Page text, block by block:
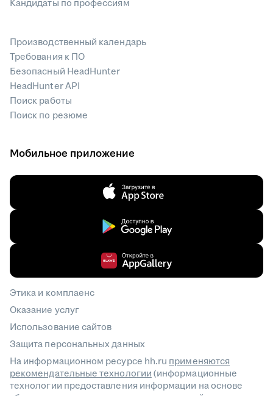
Кандидаты по профессиям
Производственный календарь
Требования к ПО
Безопасный HeadHunter
HeadHunter API
Поиск работы
Поиск по резюме
Мобильное приложение
Этика и комплаенс
Оказание услуг
Использование сайтов
Защита персональных данных
На информационном ресурсе hh.ru применяются
рекомендательные технологии(информационные
технологии предоставления информации на основе